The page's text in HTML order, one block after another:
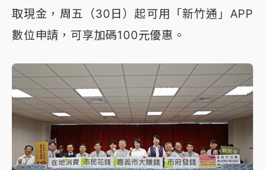
取現金，周五（30日）起可用「新竹通」APP
數位申請，可享加碼100元優惠。